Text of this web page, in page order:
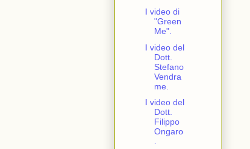
I video di
"Green
Me".
I video del
Dott.
Stefano
Vendra
me.
I video del
Dott.
Filippo
Ongaro
.